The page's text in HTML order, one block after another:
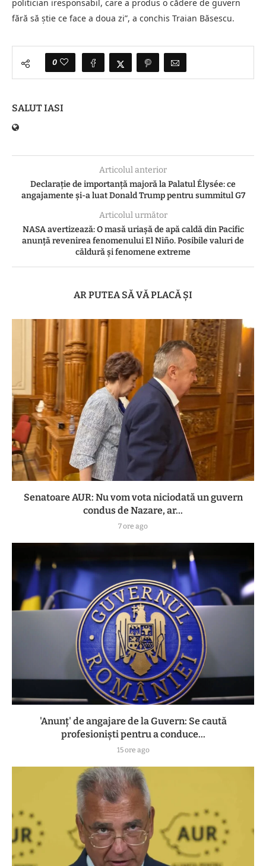
politician iresponsabil, care a produs o cădere de guvern
fără să știe ce face a doua zi”, a conchis Traian Băsescu.
0
SALUT IASI
Articolul anterior
Declarație de importanță majoră la Palatul Élysée: ce
angajamente și-a luat Donald Trump pentru summitul G7
Articolul următor
NASA avertizează: O masă uriașă de apă caldă din Pacific
anunță revenirea fenomenului El Niño. Posibile valuri de
căldură și fenomene extreme
AR PUTEA SĂ VĂ PLACĂ ȘI
Senatoare AUR: Nu vom vota niciodată un guvern
condus de Nazare, ar...
7 ore ago
'Anunț' de angajare de la Guvern: Se caută
profesioniști pentru a conduce...
15 ore ago